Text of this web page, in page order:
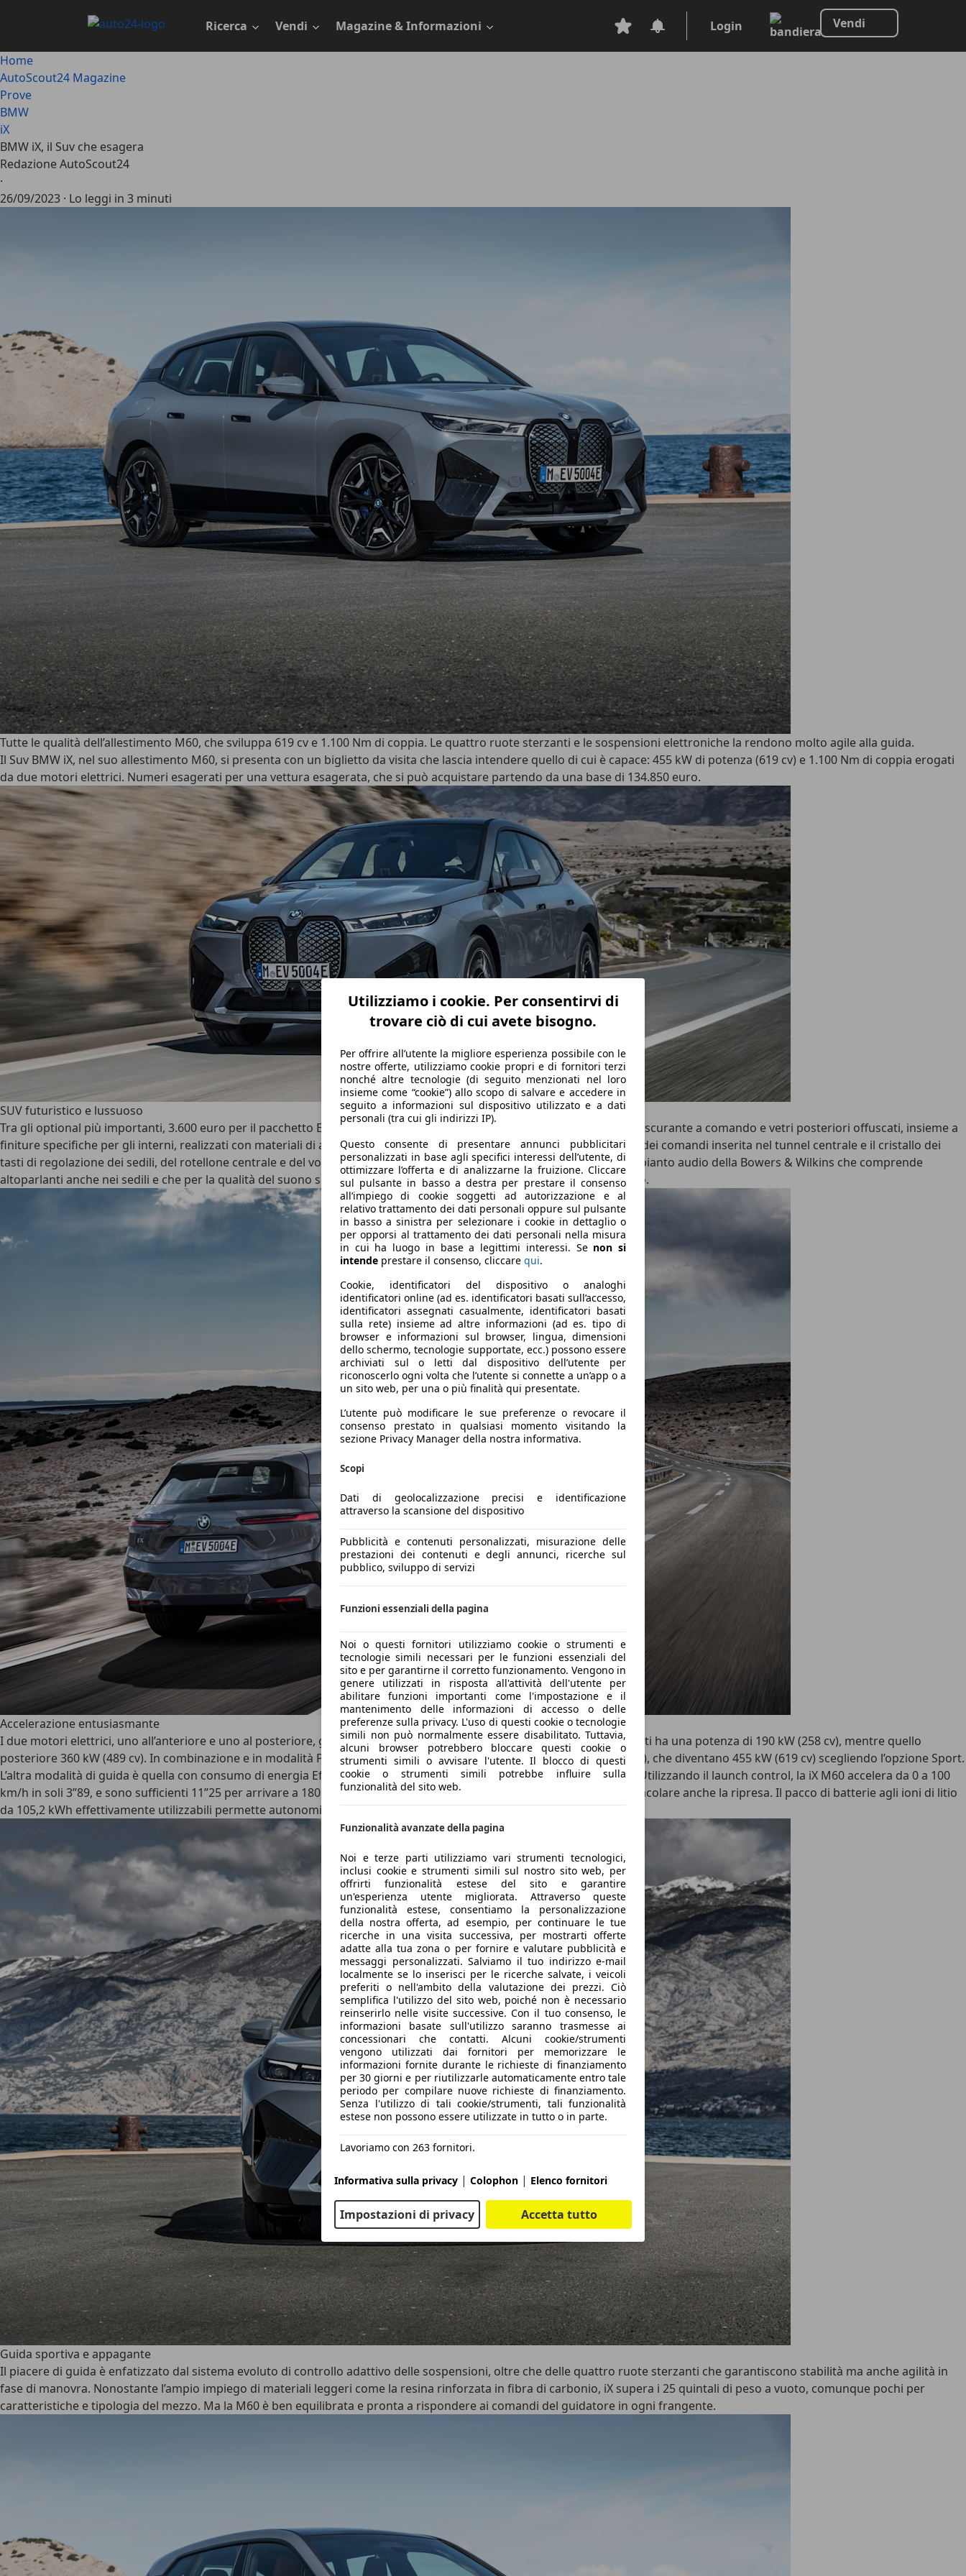
principale
Ricerca Vendi Magazine & Informazioni Login Vendi
Utilizziamo i cookie. Per consentirvi di
trovare ciò di cui avete bisogno.
Per offrire all’utente la migliore esperienza possibile con le
nostre offerte, utilizziamo cookie propri e di fornitori terzi
nonché altre tecnologie (di seguito menzionati nel loro
insieme come “cookie”) allo scopo di salvare e accedere in
seguito a informazioni sul dispositivo utilizzato e a dati
personali (tra cui gli indirizzi IP).
Questo consente di presentare annunci pubblicitari
personalizzati in base agli specifici interessi dell’utente, di
ottimizzare l’offerta e di analizzarne la fruizione. Cliccare
sul pulsante in basso a destra per prestare il consenso
all’impiego di cookie soggetti ad autorizzazione e al
relativo trattamento dei dati personali oppure sul pulsante
in basso a sinistra per selezionare i cookie in dettaglio o
per opporsi al trattamento dei dati personali nella misura
in cui ha luogo in base a legittimi interessi. Se non si
intende prestare il consenso, cliccare qui.
Cookie, identificatori del dispositivo o analoghi
identificatori online (ad es. identificatori basati sull’accesso,
identificatori assegnati casualmente, identificatori basati
sulla rete) insieme ad altre informazioni (ad es. tipo di
browser e informazioni sul browser, lingua, dimensioni
dello schermo, tecnologie supportate, ecc.) possono essere
archiviati sul o letti dal dispositivo dell’utente per
riconoscerlo ogni volta che l’utente si connette a un’app o a
un sito web, per una o più finalità qui presentate.
L’utente può modificare le sue preferenze o revocare il
consenso prestato in qualsiasi momento visitando la
sezione Privacy Manager della nostra informativa.
Scopi
Dati di geolocalizzazione precisi e identificazione
attraverso la scansione del dispositivo
Pubblicità e contenuti personalizzati, misurazione delle
prestazioni dei contenuti e degli annunci, ricerche sul
pubblico, sviluppo di servizi
Funzioni essenziali della pagina
Noi o questi fornitori utilizziamo cookie o strumenti e
tecnologie simili necessari per le funzioni essenziali del
sito e per garantirne il corretto funzionamento. Vengono in
genere utilizzati in risposta all'attività dell'utente per
abilitare funzioni importanti come l'impostazione e il
mantenimento delle informazioni di accesso o delle
preferenze sulla privacy. L'uso di questi cookie o tecnologie
simili non può normalmente essere disabilitato. Tuttavia,
alcuni browser potrebbero bloccare questi cookie o
strumenti simili o avvisare l'utente. Il blocco di questi
cookie o strumenti simili potrebbe influire sulla
funzionalità del sito web.
Funzionalità avanzate della pagina
Noi e terze parti utilizziamo vari strumenti tecnologici,
inclusi cookie e strumenti simili sul nostro sito web, per
offrirti funzionalità estese del sito e garantire
un'esperienza utente migliorata. Attraverso queste
funzionalità estese, consentiamo la personalizzazione
della nostra offerta, ad esempio, per continuare le tue
ricerche in una visita successiva, per mostrarti offerte
adatte alla tua zona o per fornire e valutare pubblicità e
messaggi personalizzati. Salviamo il tuo indirizzo e-mail
localmente se lo inserisci per le ricerche salvate, i veicoli
preferiti o nell'ambito della valutazione dei prezzi. Ciò
semplifica l'utilizzo del sito web, poiché non è necessario
reinserirlo nelle visite successive. Con il tuo consenso, le
informazioni basate sull'utilizzo saranno trasmesse ai
concessionari che contatti. Alcuni cookie/strumenti
vengono utilizzati dai fornitori per memorizzare le
informazioni fornite durante le richieste di finanziamento
per 30 giorni e per riutilizzarle automaticamente entro tale
periodo per compilare nuove richieste di finanziamento.
Senza l'utilizzo di tali cookie/strumenti, tali funzionalità
estese non possono essere utilizzate in tutto o in parte.
Lavoriamo con 263 fornitori.
Informativa sulla privacy | Colophon | Elenco fornitori
Impostazioni di privacy Accetta tutto
Home
AutoScout24 Magazine
Prove
BMW
iX
BMW iX, il Suv che esagera
Redazione AutoScout24
·
26/09/2023 · Lo leggi in 3 minuti
Tutte le qualità dell’allestimento M60, che sviluppa 619 cv e 1.100 Nm di coppia. Le quattro ruote sterzanti e le sospensioni elettroniche la rendono molto agile alla guida.
Il Suv BMW iX, nel suo allestimento M60, si presenta con un biglietto da visita che lascia intendere quello di cui è capace: 455 kW di potenza (619 cv) e 1.100 Nm di coppia erogati
da due motori elettrici. Numeri esagerati per una vettura esagerata, che si può acquistare partendo da una base di 134.850 euro.
SUV futuristico e lussuoso
Tra gli optional più importanti, 3.600 euro per il pacchetto Exclusive, che comprende tetto panoramico con superficie oscurante a comando e vetri posteriori offuscati, insieme a
finiture specifiche per gli interni, realizzati con materiali di alta qualità, con particolari come il legno di base nella zona dei comandi inserita nel tunnel centrale e il cristallo dei
tasti di regolazione dei sedili, del rotellone centrale e del volume audio: un ambiente futuristico e lussuoso. Spicca l’impianto audio della Bowers & Wilkins che comprende
altoparlanti anche nei sedili e che per la qualità del suono si può considerare al vertice assoluto in fatto di hi-fi per auto.
Accelerazione entusiasmante
I due motori elettrici, uno all’anteriore e uno al posteriore, garantiscono la trazione integrale alla vettura. Quello davanti ha una potenza di 190 kW (258 cv), mentre quello
posteriore 360 kW (489 cv). In combinazione e in modalità Personal la potenza massima disponibile è di 397 kW (540 cv), che diventano 455 kW (619 cv) scegliendo l’opzione Sport.
L’altra modalità di guida è quella con consumo di energia Efficient. La spinta dal basso è immediata e impressionante. Utilizzando il launch control, la iX M60 accelera da 0 a 100
km/h in soli 3”89, e sono sufficienti 11”25 per arrivare a 180 km/h in soli 360,1 metri. Velocità massima 250 km/h. Spettacolare anche la ripresa. Il pacco di batterie agli ioni di litio
da 105,2 kWh effettivamente utilizzabili permette autonomie reali superiori ai 450 km.
Guida sportiva e appagante
Il piacere di guida è enfatizzato dal sistema evoluto di controllo adattivo delle sospensioni, oltre che delle quattro ruote sterzanti che garantiscono stabilità ma anche agilità in
fase di manovra. Nonostante l’ampio impiego di materiali leggeri come la resina rinforzata in fibra di carbonio, iX supera i 25 quintali di peso a vuoto, comunque pochi per
caratteristiche e tipologia del mezzo. Ma la M60 è ben equilibrata e pronta a rispondere ai comandi del guidatore in ogni frangente.